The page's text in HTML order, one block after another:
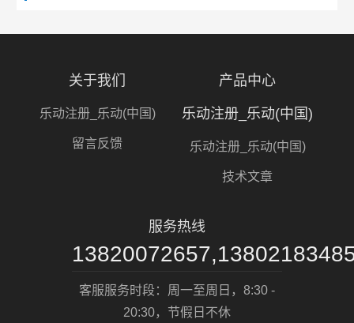
关于我们
乐动注册_乐动(中国)
留言反馈
产品中心
乐动注册_乐动(中国)
乐动注册_乐动(中国)
技术文章
服务热线
客服服务时段：周一至周日，8:30 -
20:30，节假日不休